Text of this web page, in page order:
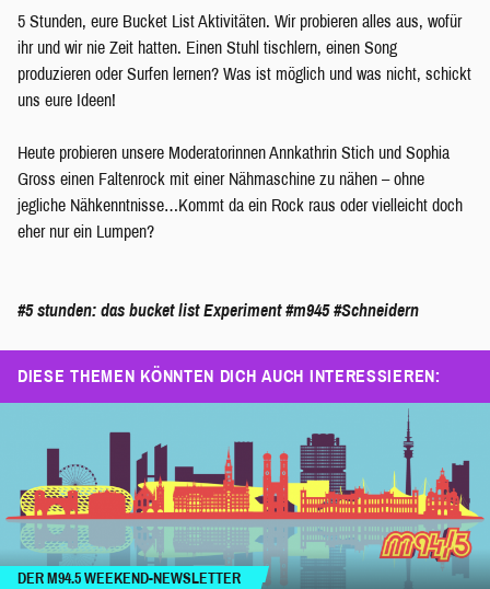
5 Stunden, eure Bucket List Aktivitäten. Wir probieren alles aus, wofür
ihr und wir nie Zeit hatten. Einen Stuhl tischlern, einen Song
produzieren oder Surfen lernen? Was ist möglich und was nicht, schickt
uns eure Ideen!
Heute probieren unsere Moderatorinnen Annkathrin Stich und Sophia
Gross einen Faltenrock mit einer Nähmaschine zu nähen – ohne
jegliche Nähkenntnisse…Kommt da ein Rock raus oder vielleicht doch
eher nur ein Lumpen?
#5 stunden: das bucket list Experiment #m945 #Schneidern
DIESE THEMEN KÖNNTEN DICH AUCH INTERESSIEREN:
DER M94.5 WEEKEND-NEWSLETTER